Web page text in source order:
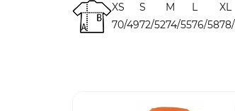
XS
S M L XL
70/4972/5274/5576/58